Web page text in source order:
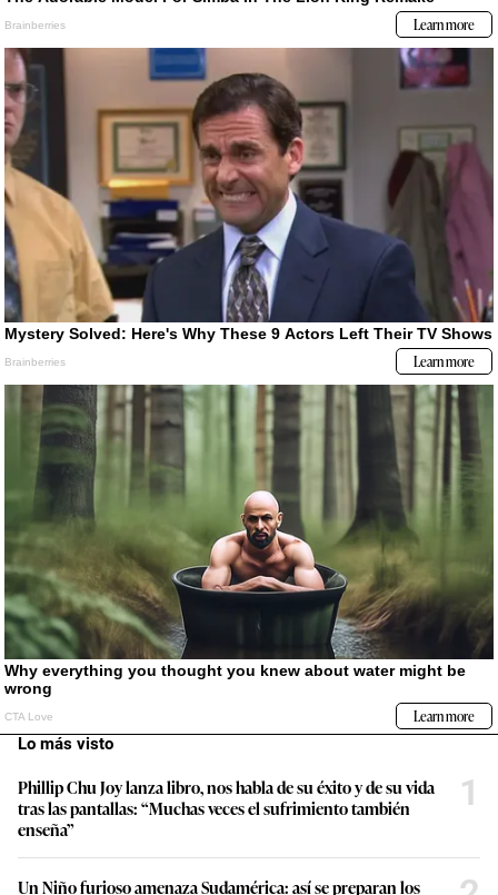
Lo más visto
Phillip Chu Joy lanza libro, nos habla de su éxito y de su vida
tras las pantallas: “Muchas veces el sufrimiento también
enseña”
1
Un Niño furioso amenaza Sudamérica: así se preparan los